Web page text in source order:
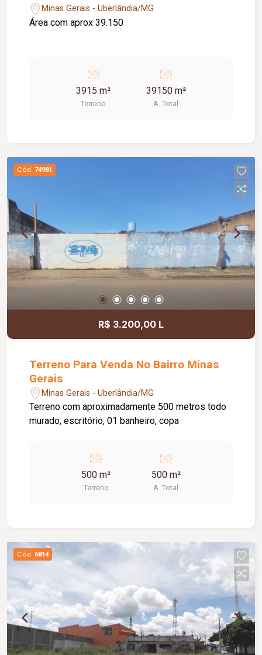
Minas Gerais - Uberlândia/MG
Área com aprox 39.150
3915 m²
Terreno
39150 m²
A. Total
Cód. 74981
R$ 3.200,00 L
Terreno Para Venda No Bairro Minas
Gerais
Minas Gerais - Uberlândia/MG
Terreno com aproximadamente 500 metros todo
murado, escritório, 01 banheiro, copa
500 m²
Terreno
500 m²
A. Total
Cód. 6814